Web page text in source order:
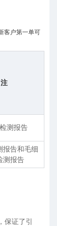
客户第一单可
测报告
报告和毛细
测报告
证了引